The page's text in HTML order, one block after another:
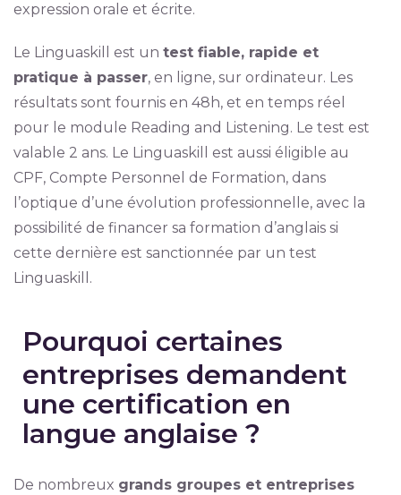
expression orale et écrite.
Le Linguaskill est un test fiable, rapide et
pratique à passer, en ligne, sur ordinateur. Les
résultats sont fournis en 48h, et en temps réel
pour le module Reading and Listening. Le test est
valable 2 ans. Le Linguaskill est aussi éligible au
CPF, Compte Personnel de Formation, dans
l’optique d’une évolution professionnelle, avec la
possibilité de financer sa formation d’anglais si
cette dernière est sanctionnée par un test
Linguaskill.
Pourquoi certaines
entreprises demandent
une certification en
langue anglaise ?
De nombreux grands groupes et entreprises